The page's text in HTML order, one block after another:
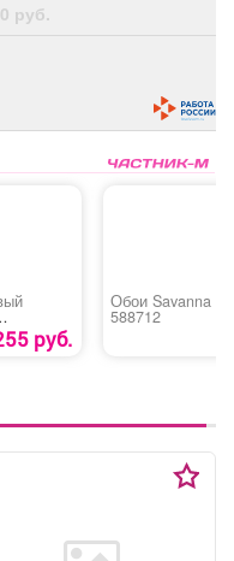
руб.
руб.
Обои Savanna
588712